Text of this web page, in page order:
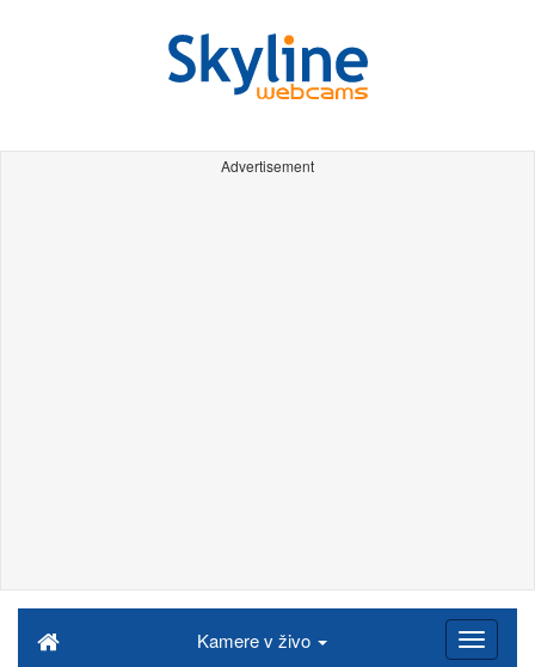
Advertisement
Kamere v živo